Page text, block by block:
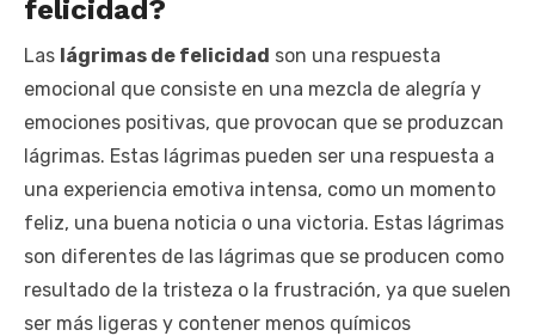
felicidad?
Las lágrimas de felicidad son una respuesta
emocional que consiste en una mezcla de alegría y
emociones positivas, que provocan que se produzcan
lágrimas. Estas lágrimas pueden ser una respuesta a
una experiencia emotiva intensa, como un momento
feliz, una buena noticia o una victoria. Estas lágrimas
son diferentes de las lágrimas que se producen como
resultado de la tristeza o la frustración, ya que suelen
ser más ligeras y contener menos químicos